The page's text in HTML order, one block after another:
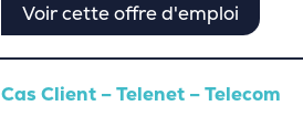
Voir cette offre d'emploi
Cas Client – Telenet – Telecom